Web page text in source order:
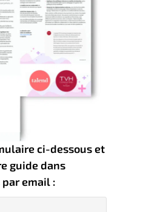
ci-dessous et
guide dans
email :